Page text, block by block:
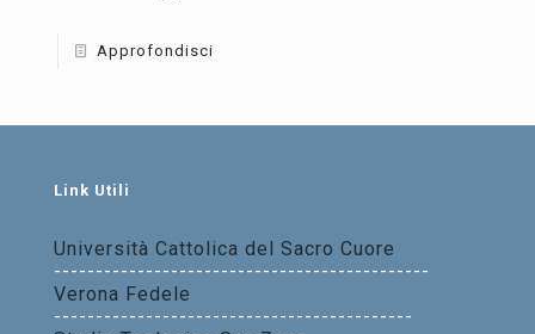
Approfondisci
Link Utili
Università Cattolica del Sacro Cuore
---------------------------------------------
Verona Fedele
-------------------------------------------